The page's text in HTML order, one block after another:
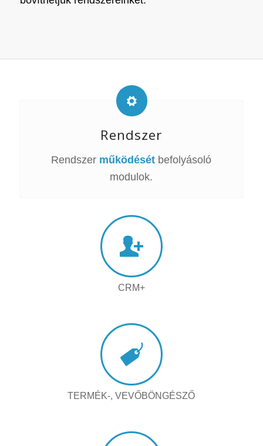
Rendszer
Rendszer működését befolyásoló
modulok.
CRM+
TERMÉK-, VEVŐBÖNGÉSZŐ